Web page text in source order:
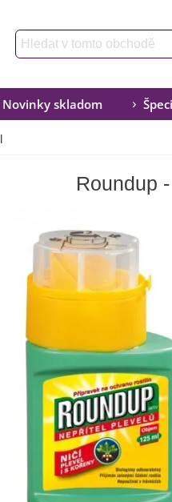
Novinky skladom
Roundup